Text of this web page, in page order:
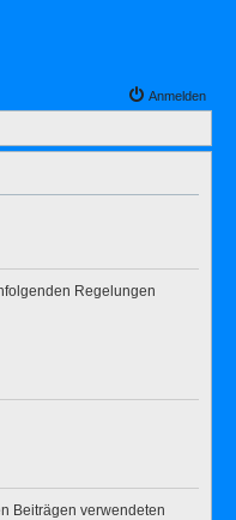
Anmelden
Regelungen
Beiträgen verwendeten